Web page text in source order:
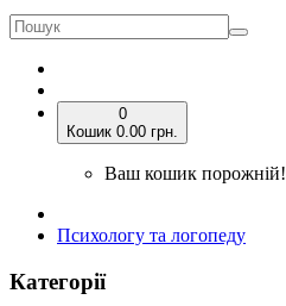
0
Кошик 0.00 грн.
Ваш кошик порожній!
Психологу та логопеду
Категорії